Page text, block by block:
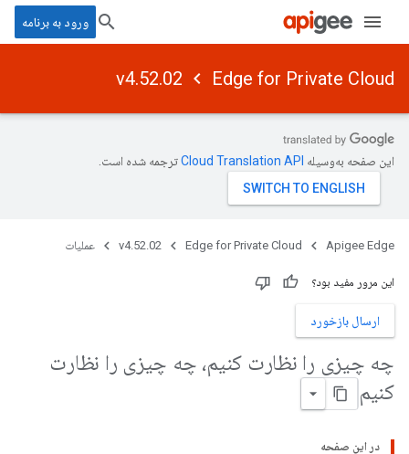
ورود به برنامه
Edge for Private Cloud
v4.52.02
این صفحه به‌وسیله ترجمه شده است.
Apigee Edge
Edge for Private Cloud
v4.52.02 عملیات
این مرور مفید بود؟
ارسال بازخورد
چه چیزی را نظارت کنیم، چه چیزی را نظارت
کنیم
در این صفحه